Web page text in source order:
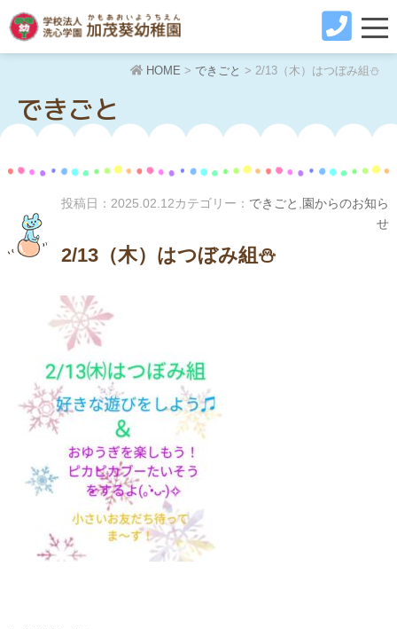
できごと
HOME > できごと >2/13（木）はつぼみ組⛄️
投稿日： 2025.02.12カテゴリー： できごと 園からのお知ら
せ
2/13（木）はつぼみ組⛄️